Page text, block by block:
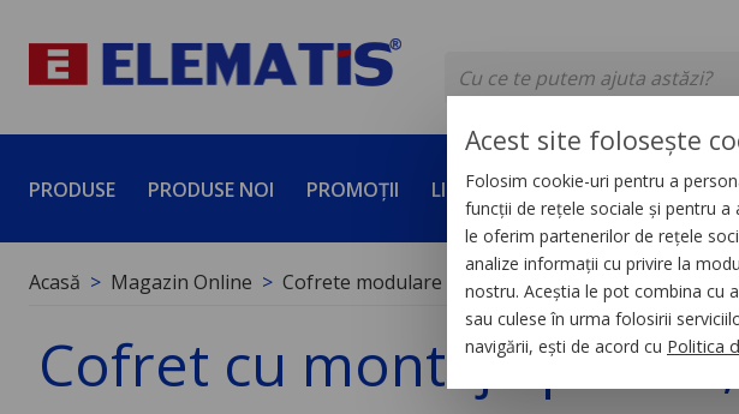
PRODUSE PRODUSE NOI PROMOȚII LICHIDĂRI DE STOC SERVICII
Acasă Magazin Online Cofrete modulare Cofrete cu montaj aparent
Cofret cu montaj
Acest site folosește
Folosim cookie-uri pentru a
funcții de rețele sociale și pentru a
le oferim partenerilor de rețele
analize informații cu privire la
nostru. Aceștia le pot combina cu
sau culese în urma folosirii
navigării, ești de acord cu Politica